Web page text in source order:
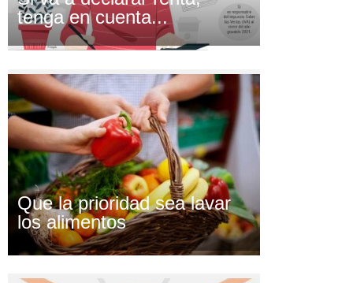
tenga en cuenta...
Que la prioridad sea lavar
los alimentos